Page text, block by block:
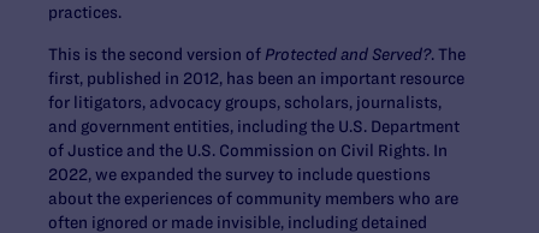
practices.
This is the second version of Protected and Served?. The
first, published in 2012, has been an important resource
for litigators, advocacy groups, scholars, journalists,
and government entities, including the U.S. Department
of Justice and the U.S. Commission on Civil Rights. In
2022, we expanded the survey to include questions
about the experiences of community members who are
often ignored or made invisible, including detained